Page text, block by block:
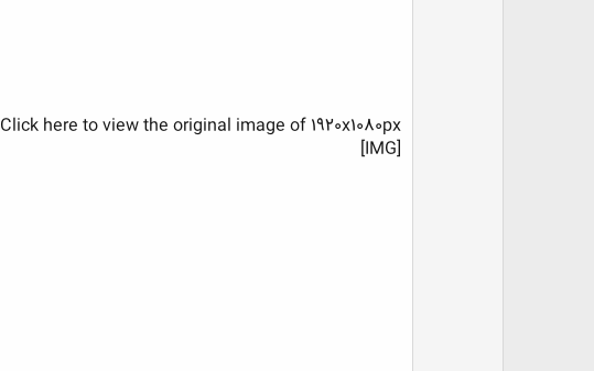
Click here to view the original image of 1920x1080px.
[IMG]